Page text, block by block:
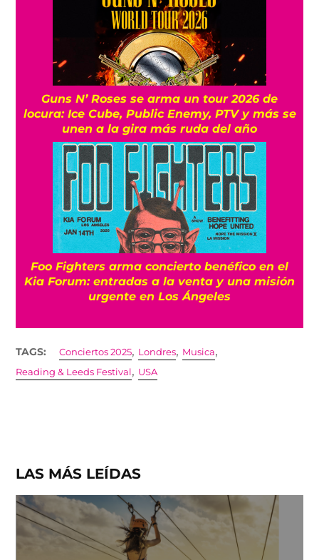
Guns N’ Roses se arma un tour 2026 de
locura: Ice Cube, Public Enemy, PTV y más se
unen a la gira más ruda del año
Foo Fighters arma concierto benéfico en el
Kia Forum: entradas a la venta y una misión
urgente en Los Ángeles
TAGS: Conciertos 2025, Londres, Musica,
Reading & Leeds Festival , USA
LAS MÁS LEÍDAS